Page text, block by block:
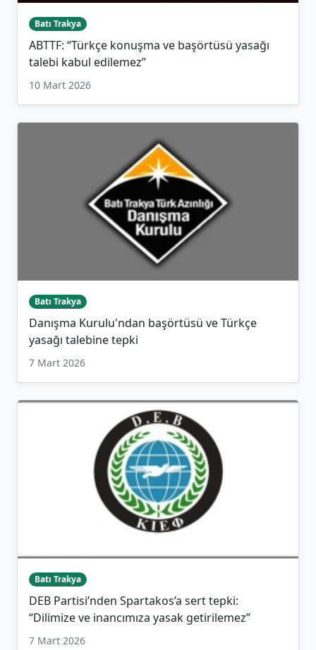
Batı Trakya
ABTTF: “Türkçe konuşma ve başörtüsü yasağı
talebi kabul edilemez”
10 Mart 2026
Batı Trakya
Danışma Kurulu'ndan başörtüsü ve Türkçe
yasağı talebine tepki
7 Mart 2026
Batı Trakya
DEB Partisi’nden Spartakos’a sert tepki:
“Dilimize ve inancımıza yasak getirilemez”
7 Mart 2026